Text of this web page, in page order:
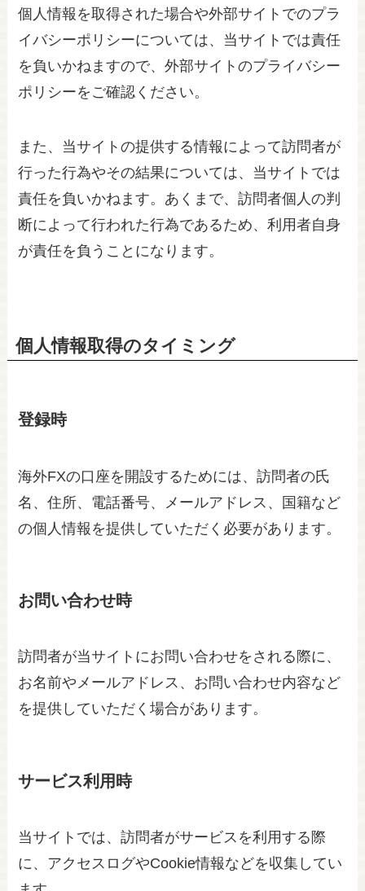
個人情報を取得された場合や外部サイトでのプラ
イバシーポリシーについては、当サイトでは責任
を負いかねますので、外部サイトのプライバシー
ポリシーをご確認ください。
また、当サイトの提供する情報によって訪問者が
行った行為やその結果については、当サイトでは
責任を負いかねます。あくまで、訪問者個人の判
断によって行われた行為であるため、利用者自身
が責任を負うことになります。
個人情報取得のタイミング
登録時
海外FXの口座を開設するためには、訪問者の氏
名、住所、電話番号、メールアドレス、国籍など
の個人情報を提供していただく必要があります。
お問い合わせ時
訪問者が当サイトにお問い合わせをされる際に、
お名前やメールアドレス、お問い合わせ内容など
を提供していただく場合があります。
サービス利用時
当サイトでは、訪問者がサービスを利用する際
に、アクセスログやCookie情報などを収集してい